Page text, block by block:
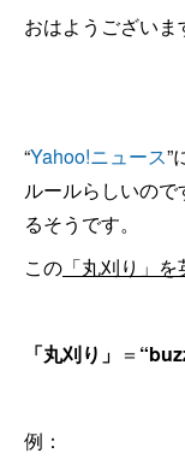
おはようございま
“Yahoo!ニュース”
ルールらしいの
るそうです。
この 「丸刈り」
「丸刈り」 ＝
例：